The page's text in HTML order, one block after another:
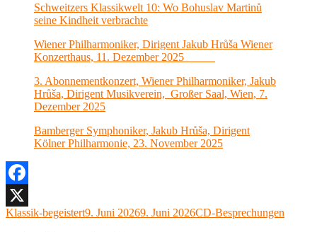
Schweitzers Klassikwelt 10: Wo Bohuslav Martinů
seine Kindheit verbrachte
Wiener Philharmoniker, Dirigent Jakub Hrůša Wiener
Konzerthaus, 11. Dezember 2025
3. Abonnementkonzert, Wiener Philharmoniker, Jakub
Hrůša, Dirigent Musikverein, Großer Saal, Wien, 7.
Dezember 2025
Bamberger Symphoniker, Jakub Hrůša, Dirigent
Kölner Philharmonie, 23. November 2025
Facebook
X
Autor
Klassik-begeistertVeröffentlicht
9. Juni 20269. Juni 2026Kategorien
CD-Besprechungen